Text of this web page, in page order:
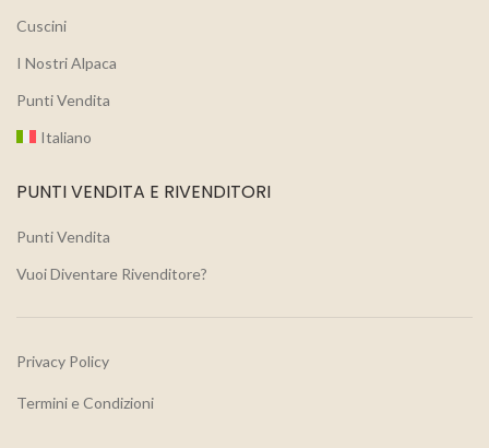
Cuscini
I Nostri Alpaca
Punti Vendita
Italiano
PUNTI VENDITA E RIVENDITORI
Punti Vendita
Vuoi Diventare Rivenditore?
Privacy Policy
Termini e Condizioni